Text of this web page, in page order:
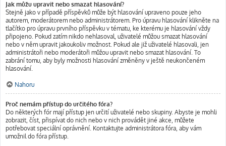
Jak můžu upravit nebo smazat hlasování?
Stejně jako v případě příspěvků může být hlasování upraveno pouze jeho
autorem, moderátorem nebo administrátorem. Pro úpravu hlasování klikněte na
tlačítko pro úpravu prvního příspěvku v tématu, ke kterému je hlasování vždy
připojeno. Pokud zatím nikdo nehlasoval, uživatelé můžou smazat hlasování
nebo v něm upravit jakoukoliv možnost. Pokud ale již uživatelé hlasovali, jen
administrátoři nebo moderátoři můžou upravit nebo smazat hlasování. To
zabrání tomu, aby byly možnosti hlasování změněny v ještě neukončeném
hlasování.
Nahoru
Proč nemám přístup do určitého fóra?
Do některých fór mají přístup jen určití uživatelé nebo skupiny. Abyste je mohli
zobrazit, číst, přispívat do nich nebo v nich provádět jiné akce, můžete
potřebovat speciální oprávnění. Kontaktujte administrátora fóra, aby vám
umožnil do fóra přístup.